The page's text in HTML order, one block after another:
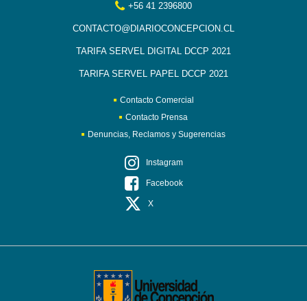
+56 41 2396800
CONTACTO@DIARIOCONCEPCION.CL
TARIFA SERVEL DIGITAL DCCP 2021
TARIFA SERVEL PAPEL DCCP 2021
Contacto Comercial
Contacto Prensa
Denuncias, Reclamos y Sugerencias
Instagram
Facebook
X